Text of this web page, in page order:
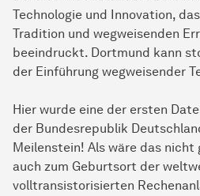
Technologie und Innovation,
Tradition und wegweisenden
beeindruckt. Dortmund kann
der Einführung wegweisender
Hier wurde eine der ersten
der Bundesrepublik
Meilenstein! Als wäre das nicht
auch zum Geburtsort der
volltransistorisierten